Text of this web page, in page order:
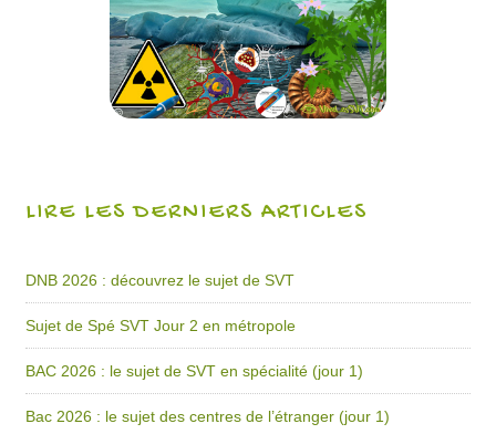
LIRE LES DERNIERS ARTICLES
DNB 2026 : découvrez le sujet de SVT
Sujet de Spé SVT Jour 2 en métropole
BAC 2026 : le sujet de SVT en spécialité (jour 1)
Bac 2026 : le sujet des centres de l’étranger (jour 1)